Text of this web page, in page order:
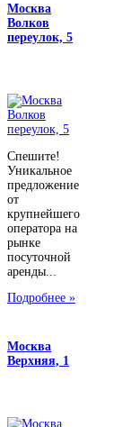
Москва
Волков
переулок, 5
Спешите!
Уникальное
предложение
от
крупнейшего
оператора на
рынке
посуточной
аренды...
Подробнее »
Москва
Верхняя, 1